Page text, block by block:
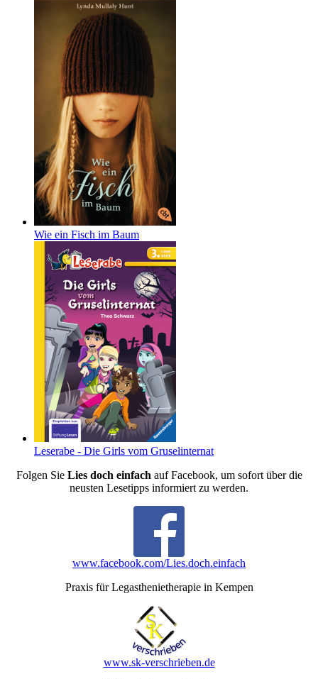
Wie ein Fisch im Baum
Leserabe - Die Girls vom Gruselinternat
Folgen Sie Lies doch einfach auf Facebook, um sofort über die
neusten Lesetipps informiert zu werden.
www.facebook.com/Lies.doch.einfach
Praxis für Legasthenietherapie in Kempen
www.sk-verschrieben.de